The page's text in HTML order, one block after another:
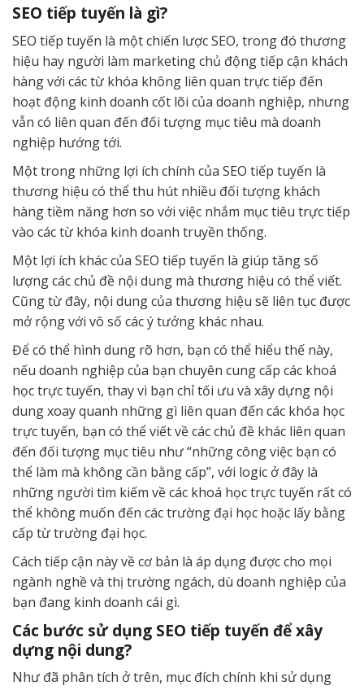
SEO tiếp tuyến là gì?
SEO tiếp tuyến là một chiến lược SEO, trong đó thương
hiệu hay người làm marketing chủ động tiếp cận khách
hàng với các từ khóa không liên quan trực tiếp đến
hoạt động kinh doanh cốt lõi của doanh nghiệp, nhưng
vẫn có liên quan đến đối tượng mục tiêu mà doanh
nghiệp hướng tới.
Một trong những lợi ích chính của SEO tiếp tuyến là
thương hiệu có thể thu hút nhiều đối tượng khách
hàng tiềm năng hơn so với việc nhắm mục tiêu trực tiếp
vào các từ khóa kinh doanh truyền thống.
Một lợi ích khác của SEO tiếp tuyến là giúp tăng số
lượng các chủ đề nội dung mà thương hiệu có thể viết.
Cũng từ đây, nội dung của thương hiệu sẽ liên tục được
mở rộng với vô số các ý tưởng khác nhau.
Để có thể hình dung rõ hơn, bạn có thể hiểu thế này,
nếu doanh nghiệp của bạn chuyên cung cấp các khoá
học trực tuyến, thay vì bạn chỉ tối ưu và xây dựng nội
dung xoay quanh những gì liên quan đến các khóa học
trực tuyến, bạn có thể viết về các chủ đề khác liên quan
đến đối tượng mục tiêu như “những công việc bạn có
thể làm mà không cần bằng cấp”, với logic ở đây là
những người tìm kiếm về các khoá học trực tuyến rất có
thể không muốn đến các trường đại học hoặc lấy bằng
cấp từ trường đại học.
Cách tiếp cận này về cơ bản là áp dụng được cho mọi
ngành nghề và thị trường ngách, dù doanh nghiệp của
bạn đang kinh doanh cái gì.
Các bước sử dụng SEO tiếp tuyến để xây
dựng nội dung?
Như đã phân tích ở trên, mục đích chính khi sử dụng